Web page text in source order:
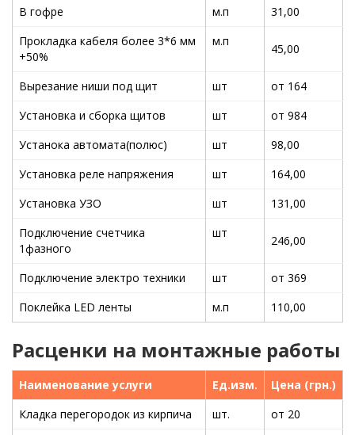
В гофре м.п
31,00
Прокладка кабеля более 3*6 мм
+50%
м.п
45,00
Вырезание ниши под щит шт
от 164
Установка и сборка щитов
шт
от 984
Устанока автомата(полюс)
шт
98,00
Установка реле напряжения
шт
164,00
Установка УЗО
шт
131,00
Подключение счетчика
1фазного
шт
246,00
Подключение электро техники шт
от 369
Поклейка LED ленты
м.п 110,00
Расценки на монтажные работы
Наименование услуги Ед.изм.
Цена (грн.)
Кладка перегородок из кирпича
шт.
от 20